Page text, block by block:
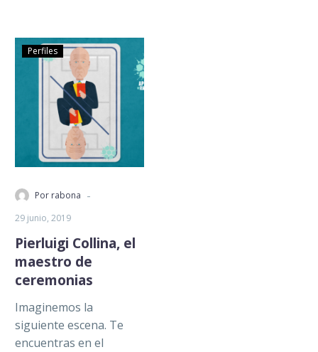
Perfiles
Por rabona -
29 junio, 2019
Pierluigi Collina, el
maestro de
ceremonias
Imaginemos la
siguiente escena. Te
encuentras en el